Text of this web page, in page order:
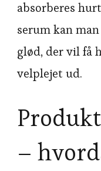
absorberes
serum kan
glød, der vil få
velplejet ud.
–